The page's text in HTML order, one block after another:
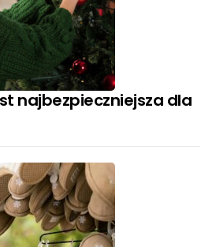
najbezpieczniejsza dla